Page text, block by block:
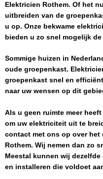
Elektricien Rothem. Of het
uitbreiden van de
u op. Onze bekwame
bieden u zo snel mogelijk
Sommige huizen in
oude groepenkast.
groepenkast snel en
naar uw wensen op dit
Als u geen ruimte meer
om uw elektriciteit uit te
contact met ons op over
Rothem. Wij nemen dan zo
Meestal kunnen wij
en installeren die voldoet